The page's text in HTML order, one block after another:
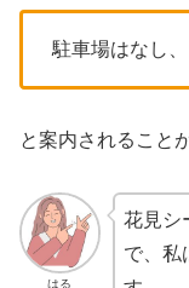
駐車場はなし
と案内されること
はる
花見シ
で、私